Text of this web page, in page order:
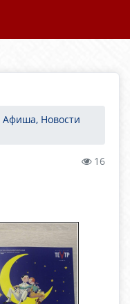
Афиша, Новости
16